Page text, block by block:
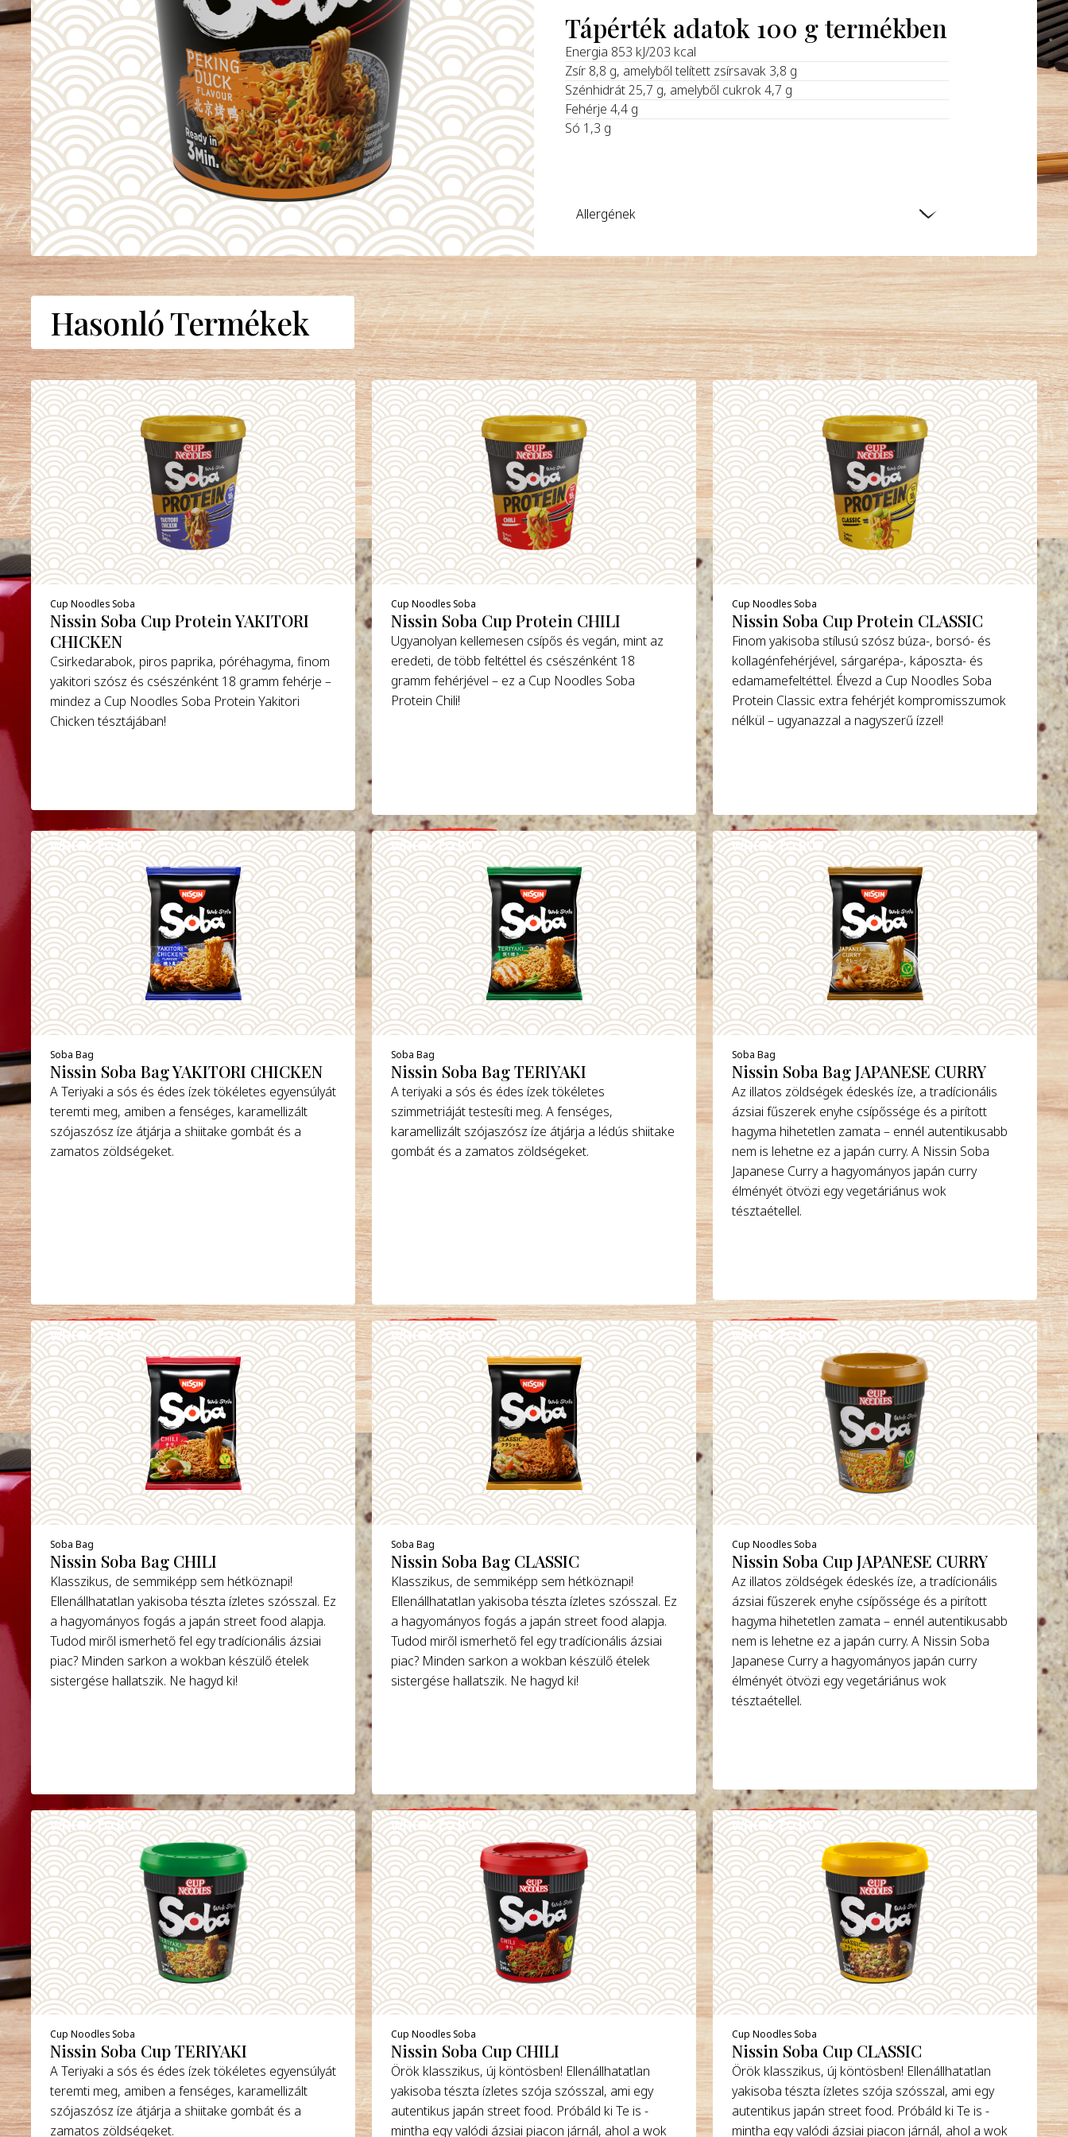
Tápérték adatok 100 g termékben
‍Energia 853 kJ/203 kcal
Zsír 8,8 g, amelyből telített zsírsavak 3,8 g
Szénhidrát 25,7 g, amelyből cukrok 4,7 g
Fehérje 4,4 g
Só 1,3 g
Allergének
Hasonló Termékek
Cup Noodles Soba
Nissin Soba Cup Protein YAKITORI
CHICKEN
Csirkedarabok, piros paprika, póréhagyma, finom
yakitori szósz és csészénként 18 gramm fehérje –
mindez a Cup Noodles Soba Protein Yakitori
Chicken tésztájában!
WHERE TO BUY
DETAILS
Cup Noodles Soba
Nissin Soba Cup Protein CHILI
Ugyanolyan kellemesen csípős és vegán, mint az
eredeti, de több feltéttel és csészénként 18
gramm fehérjével – ez a Cup Noodles Soba
Protein Chili!
WHERE TO BUY
DETAILS
Cup Noodles Soba
Nissin Soba Cup Protein CLASSIC
Finom yakisoba stílusú szósz búza-, borsó- és
kollagénfehérjével, sárgarépa-, káposzta- és
edamamefeltéttel. Élvezd a Cup Noodles Soba
Protein Classic extra fehérjét kompromisszumok
nélkül – ugyanazzal a nagyszerű ízzel!
WHERE TO BUY
DETAILS
Soba Bag
Nissin Soba Bag YAKITORI CHICKEN
A Teriyaki a sós és édes ízek tökéletes egyensúlyát
teremti meg, amiben a fenséges, karamellizált
szójaszósz íze átjárja a shiitake gombát és a
zamatos zöldségeket.
WHERE TO BUY
DETAILS
Soba Bag
Nissin Soba Bag TERIYAKI
A teriyaki a sós és édes ízek tökéletes
szimmetriáját testesíti meg. A fenséges,
karamellizált szójaszósz íze átjárja a lédús shiitake
gombát és a zamatos zöldségeket.
WHERE TO BUY
DETAILS
Soba Bag
Nissin Soba Bag JAPANESE CURRY
Az illatos zöldségek édeskés íze, a tradícionális
ázsiai fűszerek enyhe csípőssége és a pirított
hagyma hihetetlen zamata – ennél autentikusabb
nem is lehetne ez a japán curry. A Nissin Soba
Japanese Curry a hagyományos japán curry
élményét ötvözi egy vegetáriánus wok
tésztaétellel.
WHERE TO BUY
DETAILS
Soba Bag
Nissin Soba Bag CHILI
Klasszikus, de semmiképp sem hétköznapi!
Ellenállhatatlan yakisoba tészta ízletes szósszal. Ez
a hagyományos fogás a japán street food alapja.
Tudod miről ismerhető fel egy tradícionális ázsiai
piac? Minden sarkon a wokban készülő ételek
sistergése hallatszik. Ne hagyd ki!
WHERE TO BUY
DETAILS
Soba Bag
Nissin Soba Bag CLASSIC
Klasszikus, de semmiképp sem hétköznapi!
Ellenállhatatlan yakisoba tészta ízletes szósszal. Ez
a hagyományos fogás a japán street food alapja.
Tudod miről ismerhető fel egy tradícionális ázsiai
piac? Minden sarkon a wokban készülő ételek
sistergése hallatszik. Ne hagyd ki!
WHERE TO BUY
DETAILS
Cup Noodles Soba
Nissin Soba Cup JAPANESE CURRY
Az illatos zöldségek édeskés íze, a tradícionális
ázsiai fűszerek enyhe csípőssége és a pirított
hagyma hihetetlen zamata – ennél autentikusabb
nem is lehetne ez a japán curry. A Nissin Soba
Japanese Curry a hagyományos japán curry
élményét ötvözi egy vegetáriánus wok
tésztaétellel.
WHERE TO BUY
DETAILS
Cup Noodles Soba
Nissin Soba Cup TERIYAKI
A Teriyaki a sós és édes ízek tökéletes egyensúlyát
teremti meg, amiben a fenséges, karamellizált
szójaszósz íze átjárja a shiitake gombát és a
zamatos zöldségeket.
Cup Noodles Soba
Nissin Soba Cup CHILI
Örök klasszikus, új köntösben! Ellenállhatatlan
yakisoba tészta ízletes szója szósszal, ami egy
autentikus japán street food. Próbáld ki Te is -
mintha egy valódi ázsiai piacon járnál, ahol a wok
Cup Noodles Soba
Nissin Soba Cup CLASSIC
Örök klasszikus, új köntösben! Ellenállhatatlan
yakisoba tészta ízletes szója szósszal, ami egy
autentikus japán street food. Próbáld ki Te is -
mintha egy valódi ázsiai piacon járnál, ahol a wok